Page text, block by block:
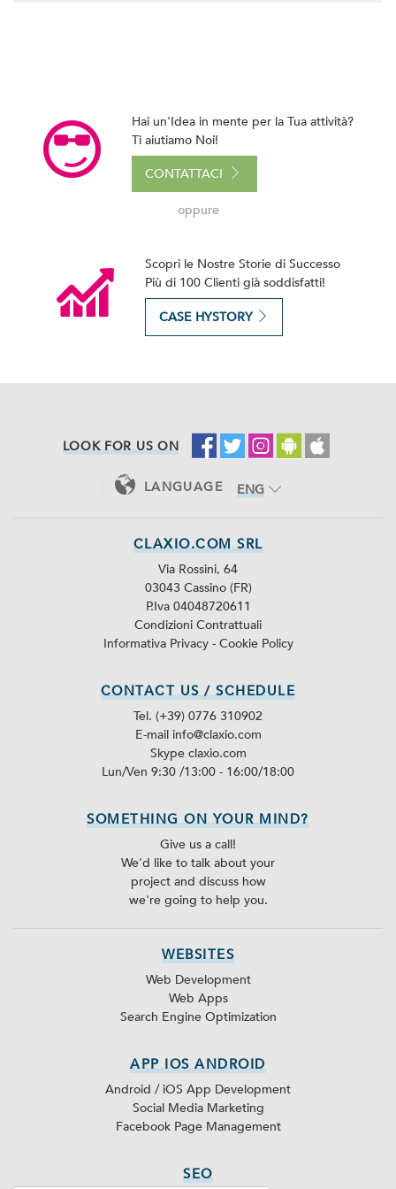
Hai un'Idea in mente per la Tua attività?
Ti aiutiamo Noi!
CONTATTACI
oppure
Scopri le Nostre Storie di Successo
Più di 100 Clienti già soddisfatti!
CASE HYSTORY
LOOK FOR US ON
LANGUAGE
ENG
CLAXIO.COM SRL
Via Rossini, 64
03043 Cassino (FR)
P.Iva 04048720611
Condizioni Contrattuali
Informativa Privacy - Cookie Policy
CONTACT US / SCHEDULE
Tel. (+39) 0776 310902
E-mail info@claxio.com
Skype claxio.com
Lun/Ven 9:30 /13:00 - 16:00/18:00
SOMETHING ON YOUR MIND?
Give us a call!
We'd like to talk about your
project and discuss how
we're going to help you.
WEBSITES
Web Development
Web Apps
Search Engine Optimization
APP IOS ANDROID
Android / iOS App Development
Social Media Marketing
Facebook Page Management
SEO